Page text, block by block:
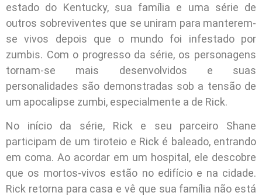
estado do Kentucky, sua família e uma série de
outros sobreviventes que se uniram para manterem-
se vivos depois que o mundo foi infestado por
zumbis. Com o progresso da série, os personagens
tornam-se mais desenvolvidos e suas
personalidades são demonstradas sob a tensão de
um apocalipse zumbi, especialmente a de Rick.
No início da série, Rick e seu parceiro Shane
participam de um tiroteio e Rick é baleado, entrando
em coma. Ao acordar em um hospital, ele descobre
que os mortos-vivos estão no edifício e na cidade.
Rick retorna para casa e vê que sua família não está